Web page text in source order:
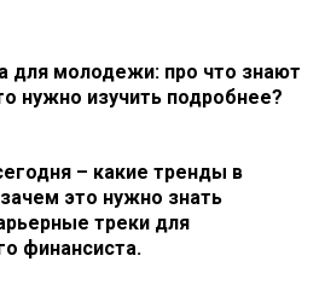
для молодежи: про что знают
нужно изучить подробнее?
– какие тренды в
это нужно знать
треки для
финансиста.